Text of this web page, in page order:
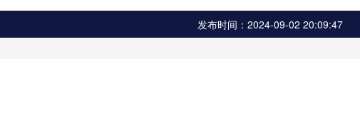
发布时间：2024-09-02 20:09:47